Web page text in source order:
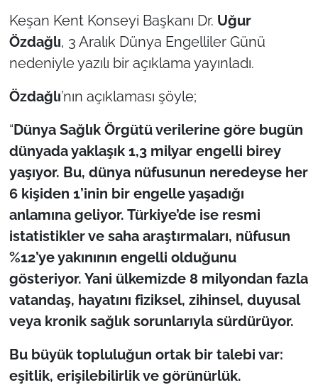
Keşan Kent Konseyi Başkanı Dr. Uğur
Özdağlı, 3 Aralık Dünya Engelliler Günü
nedeniyle yazılı bir açıklama yayınladı.
Özdağlı’nın açıklaması şöyle;
“Dünya Sağlık Örgütü verilerine göre bugün
dünyada yaklaşık 1,3 milyar engelli birey
yaşıyor. Bu, dünya nüfusunun neredeyse her
6 kişiden 1’inin bir engelle yaşadığı
anlamına geliyor. Türkiye’de ise resmi
istatistikler ve saha araştırmaları, nüfusun
%12’ye yakınının engelli olduğunu
gösteriyor. Yani ülkemizde 8 milyondan fazla
vatandaş, hayatını fiziksel, zihinsel, duyusal
veya kronik sağlık sorunlarıyla sürdürüyor.
Bu büyük topluluğun ortak bir talebi var:
eşitlik, erişilebilirlik ve görünürlük.
TEKİRDAĞ
KIRKLARELİ
TÜRKİYE
Bölge
Güvenlik
Genel
Politika
Flaş Haber
Dış Haberler